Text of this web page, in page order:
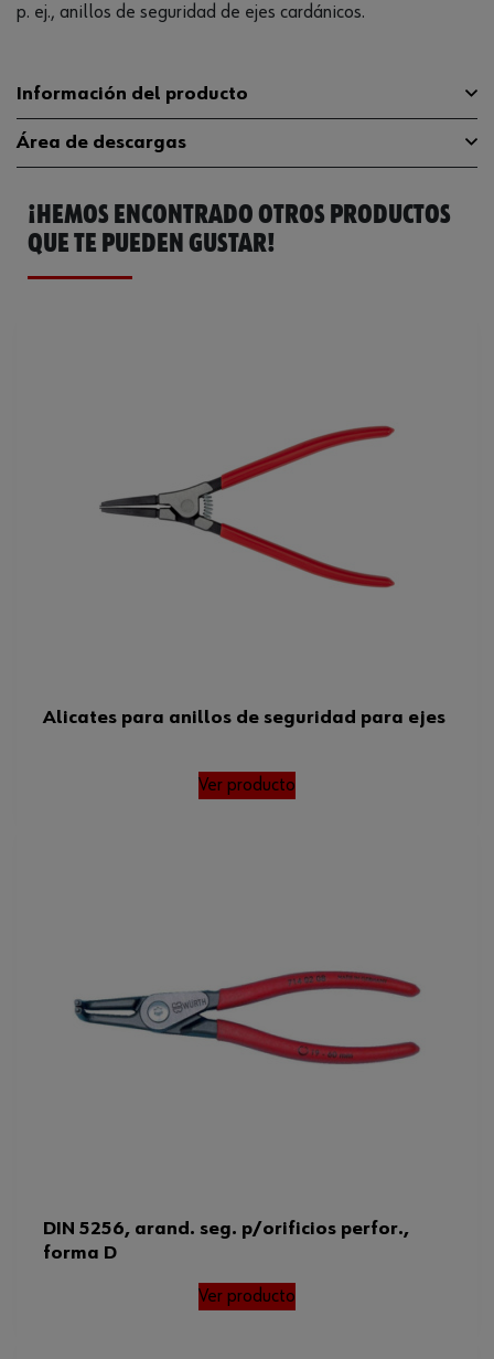
p. ej., anillos de seguridad de ejes cardánicos.
Información del producto
Material CR-V-ST
Longitud 220 mm
Material de la empuñadura
10 mm
Longitud en pulgadas
Código del sistema armonizado
Área de descargas
Catálogo General 07150220
¡HEMOS ENCONTRADO OTROS PRODUCTOS
QUE TE PUEDEN GUSTAR!
Alicates para anillos de seguridad para ejes
Ver producto
DIN 5256, arand. seg. p/orificios perfor.,
forma D
Ver producto